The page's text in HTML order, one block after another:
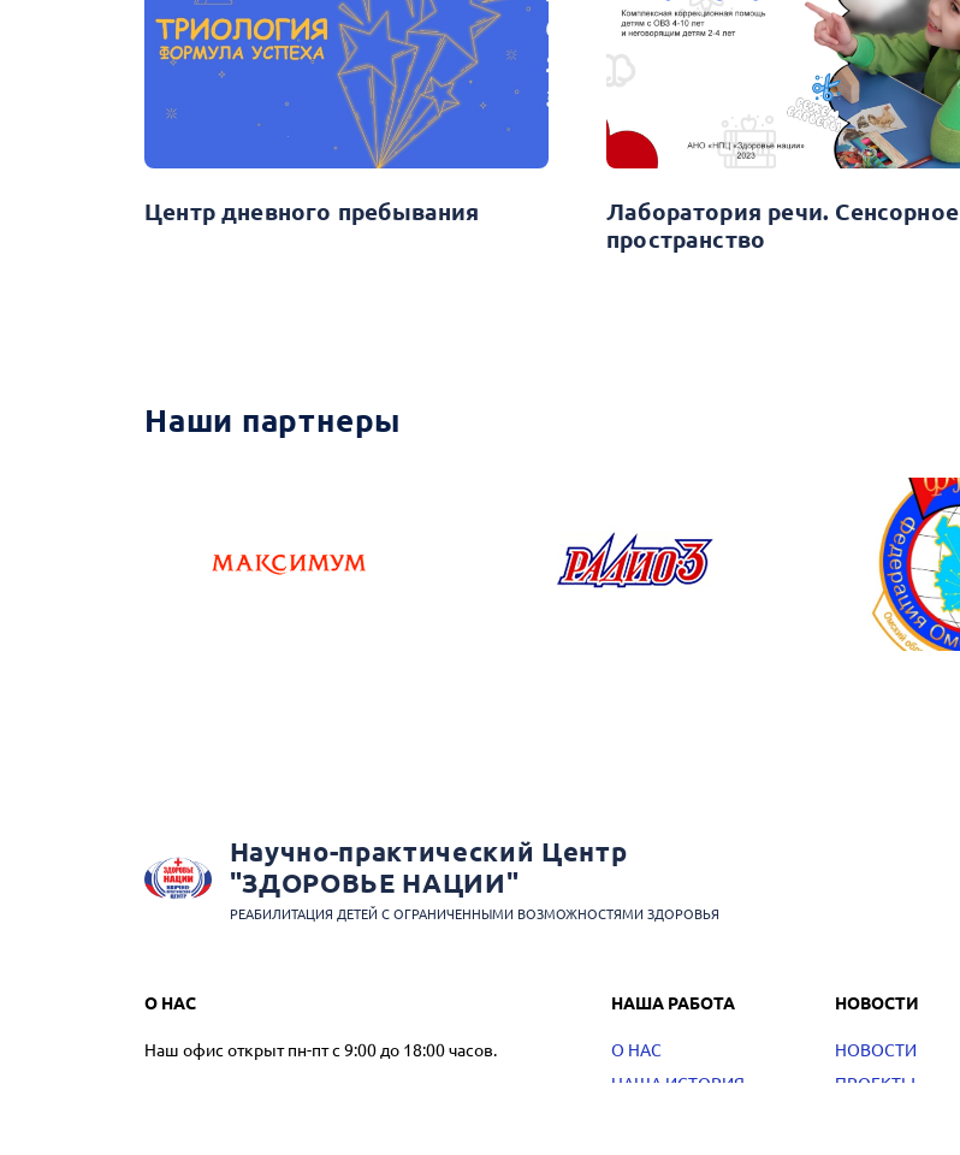
Центр дневного пребывания
Лаборатория речи. Сенсорное
пространство
Наши партнеры
Научно-практический Центр
"ЗДОРОВЬЕ НАЦИИ"
РЕАБИЛИТАЦИЯ ДЕТЕЙ С ОГРАНИЧЕННЫМИ ВОЗМОЖНОСТЯМИ ЗДОРОВЬЯ
О НАС
Наш офис открыт пн-пт с 9:00 до 18:00 часов.
НАША РАБОТА
О НАС
НАША ИСТОРИЯ
НОВОСТИ
НОВОСТИ
ПРОЕКТЫ